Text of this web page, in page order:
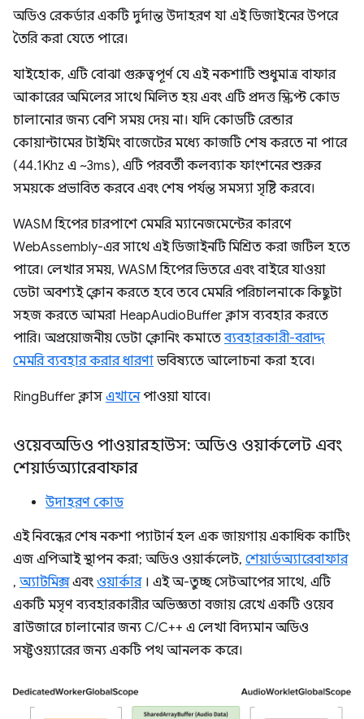
অডিও রেকর্ডার একটি দুর্দান্ত উদাহরণ যা এই ডিজাইনের উপরে
তৈরি করা যেতে পারে।
যাইহোক, এটি বোঝা গুরুত্বপূর্ণ যে এই নকশাটি শুধুমাত্র বাফার
আকারের অমিলের সাথে মিলিত হয় এবং এটি প্রদত্ত স্ক্রিপ্ট কোড
চালানোর জন্য বেশি সময় দেয় না। যদি কোডটি রেন্ডার
কোয়ান্টামের টাইমিং বাজেটের মধ্যে কাজটি শেষ করতে না পারে
(44.1Khz এ ~3ms), এটি পরবর্তী কলব্যাক ফাংশনের শুরুর
সময়কে প্রভাবিত করবে এবং শেষ পর্যন্ত সমস্যা সৃষ্টি করবে।
WASM হিপের চারপাশে মেমরি ম্যানেজমেন্টের কারণে
WebAssembly-এর সাথে এই ডিজাইনটি মিশ্রিত করা জটিল হতে
পারে। লেখার সময়, WASM হিপের ভিতরে এবং বাইরে যাওয়া
ডেটা অবশ্যই ক্লোন করতে হবে তবে মেমরি পরিচালনাকে কিছুটা
সহজ করতে আমরা HeapAudioBuffer ক্লাস ব্যবহার করতে
পারি। অপ্রয়োজনীয় ডেটা ক্লোনিং কমাতেব্যবহারকারী-বরাদ্দ
মেমরি ব্যবহার করার ধারণা ভবিষ্যতে আলোচনা করা হবে।
RingBuffer ক্লাস এখানেপাওয়া যাবে।
ওয়েবঅডিও পাওয়ারহাউস: অডিও ওয়ার্কলেট এবং
শেয়ার্ডঅ্যারেবাফার
উদাহরণ কোড
এই নিবন্ধের শেষ নকশা প্যাটার্ন হল এক জায়গায় একাধিক কাটিং
এজ এপিআই স্থাপন করা; অডিও ওয়ার্কলেট, শেয়ার্ডঅ্যারেবাফার
, অ্যাটমিক্সএবং ওয়ার্কার। এই অ-তুচ্ছ সেটআপের সাথে, এটি
একটি মসৃণ ব্যবহারকারীর অভিজ্ঞতা বজায় রেখে একটি ওয়েব
ব্রাউজারে চালানোর জন্য C/C++ এ লেখা বিদ্যমান অডিও
সফ্টওয়্যারের জন্য একটি পথ আনলক করে।